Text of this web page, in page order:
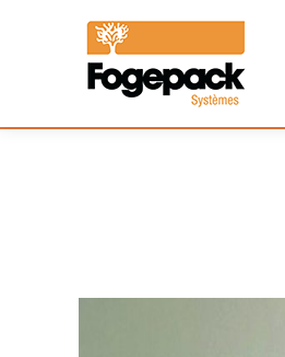
Formistes